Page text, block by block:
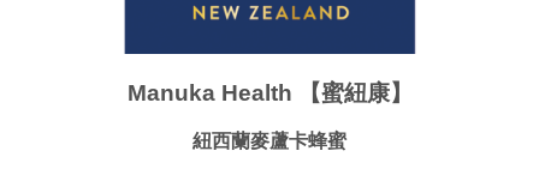
Manuka Health 【蜜紐康】
紐西蘭麥蘆卡蜂蜜